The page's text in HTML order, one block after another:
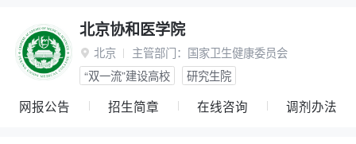
北京协和医学院
 北京 主管部门： 国家卫生健康委员会
“双一流”建设高校
研究生院
网报公告 招生简章 在线咨询 调剂办法